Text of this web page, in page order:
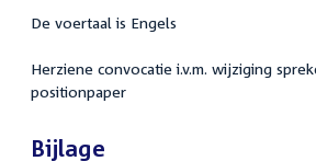
De voertaal is Engels
Herziene convocatie i.v.m. wijziging
positionpaper
Bijlage